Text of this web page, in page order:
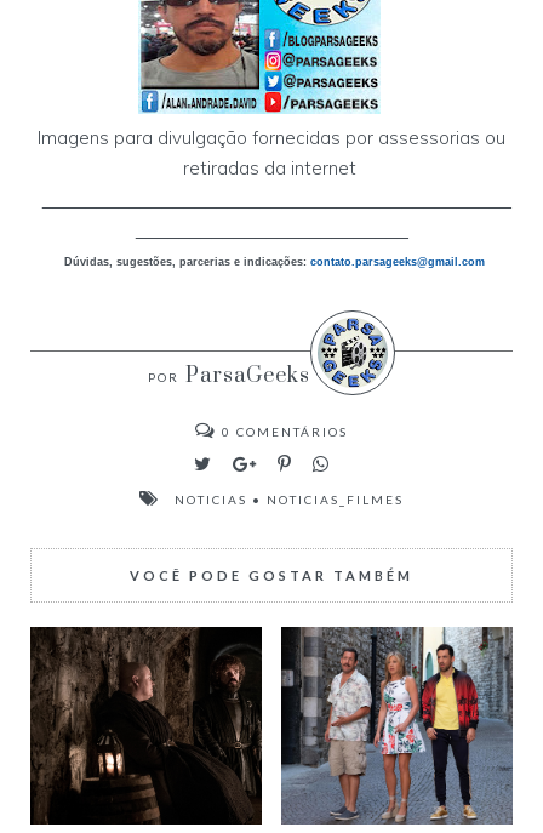
Imagens para divulgação fornecidas por assessorias ou
retiradas da internet
Dúvidas, sugestões, parcerias e indicações: contato.parsageeks@gmail.com
ParsaGeeks
0 COMENTÁRIOS
NOTICIAS • NOTICIAS_FILMES
VOCÊ PODE GOSTAR TAMBÉM